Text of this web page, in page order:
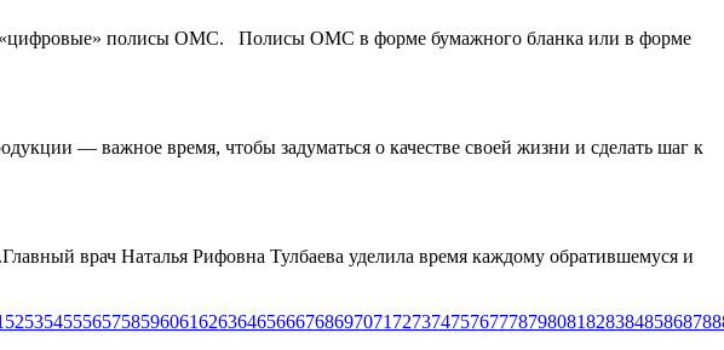
«цифровые» полисы ОМС. Полисы ОМС в форме бумажного бланка или в форме
— важное время, чтобы задуматься о качестве своей жизни и сделать шаг к
врач Наталья Рифовна Тулбаева уделила время каждому обратившемуся и
5253545556575859606162636465666768697071 7273747576777879808182838485868788